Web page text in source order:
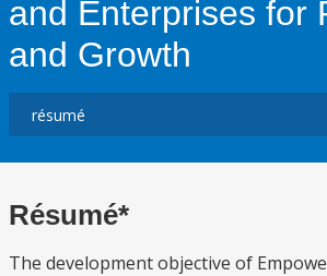
and Enterprises for
and Growth
Résumé*
The development objective of